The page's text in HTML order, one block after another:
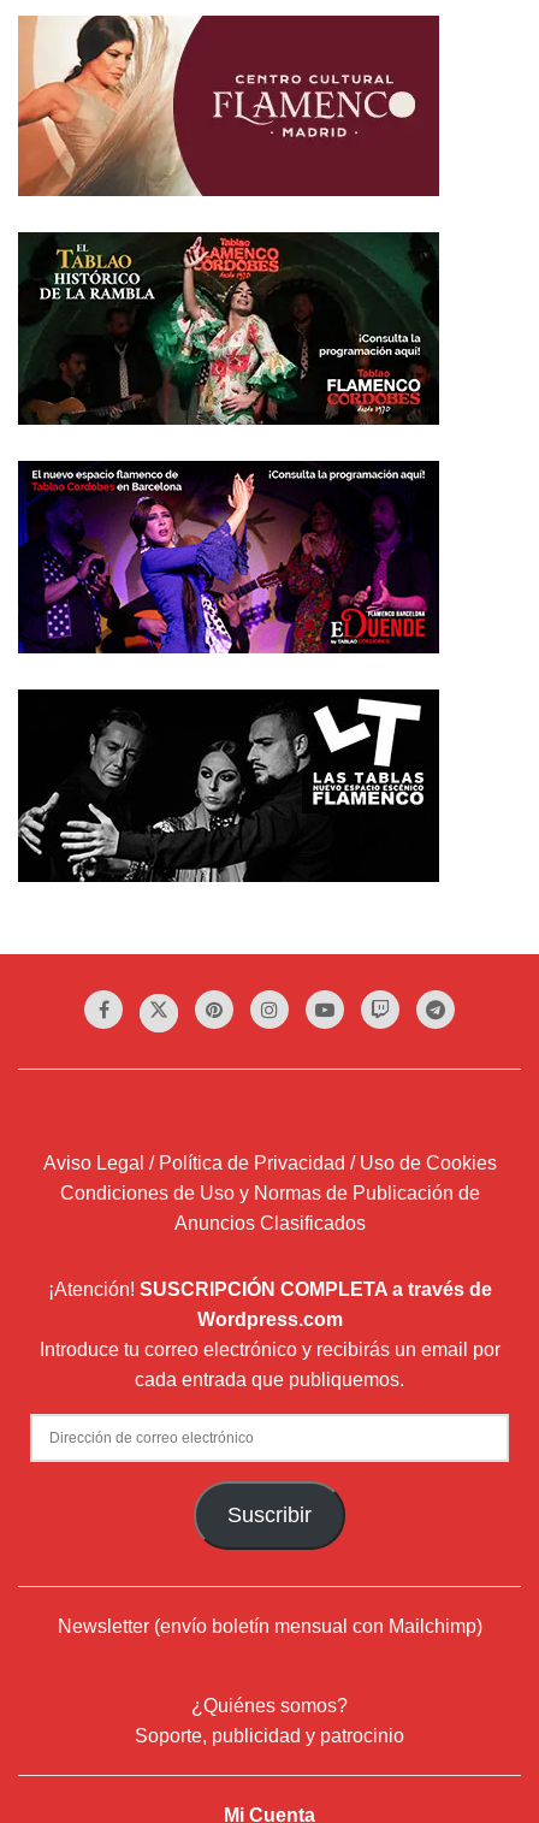
Aviso Legal / Política de Privacidad / Uso de Cookies
Condiciones de Uso y Normas de Publicación de
Anuncios Clasificados
¡Atención! SUSCRIPCIÓN COMPLETA a través de
Wordpress.com
Introduce tu correo electrónico y recibirás un email por
cada entrada que publiquemos.
Dirección
de
Suscribir
Newsletter (envío boletín mensual con Mailchimp)
¿Quiénes somos?
Soporte, publicidad y patrocinio
Mi Cuenta